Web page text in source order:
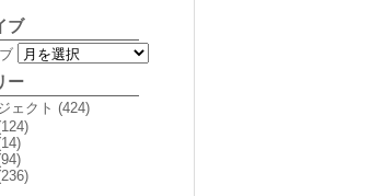
ブ
ー
ェクト (424)